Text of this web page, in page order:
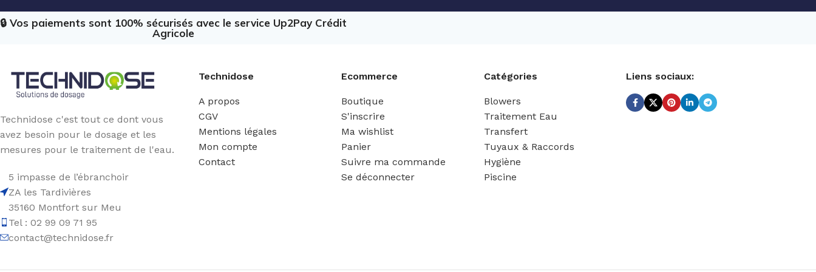
🔒 Vos paiements sont 100% sécurisés avec le service Up2Pay Crédit
Agricole
Technidose c'est tout ce dont vous
avez besoin pour le dosage et les
mesures pour le traitement de l'eau.
5 impasse de l’ébranchoir
ZA les Tardivières
35160 Montfort sur Meu
Tel : 02 99 09 71 95
contact@technidose.fr
Technidose
A propos
CGV
Mentions légales
Mon compte
Contact
Ecommerce
Boutique
S'inscrire
Ma wishlist
Panier
Suivre ma commande
Se déconnecter
Catégories
Blowers
Traitement Eau
Transfert
Tuyaux & Raccords
Hygiène
Piscine
Liens sociaux: